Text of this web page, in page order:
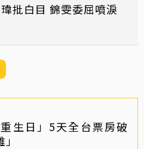
不和搬上檯面！姚黛瑋批白目 錦雯委屈噴淚
生日」5天全台票房破